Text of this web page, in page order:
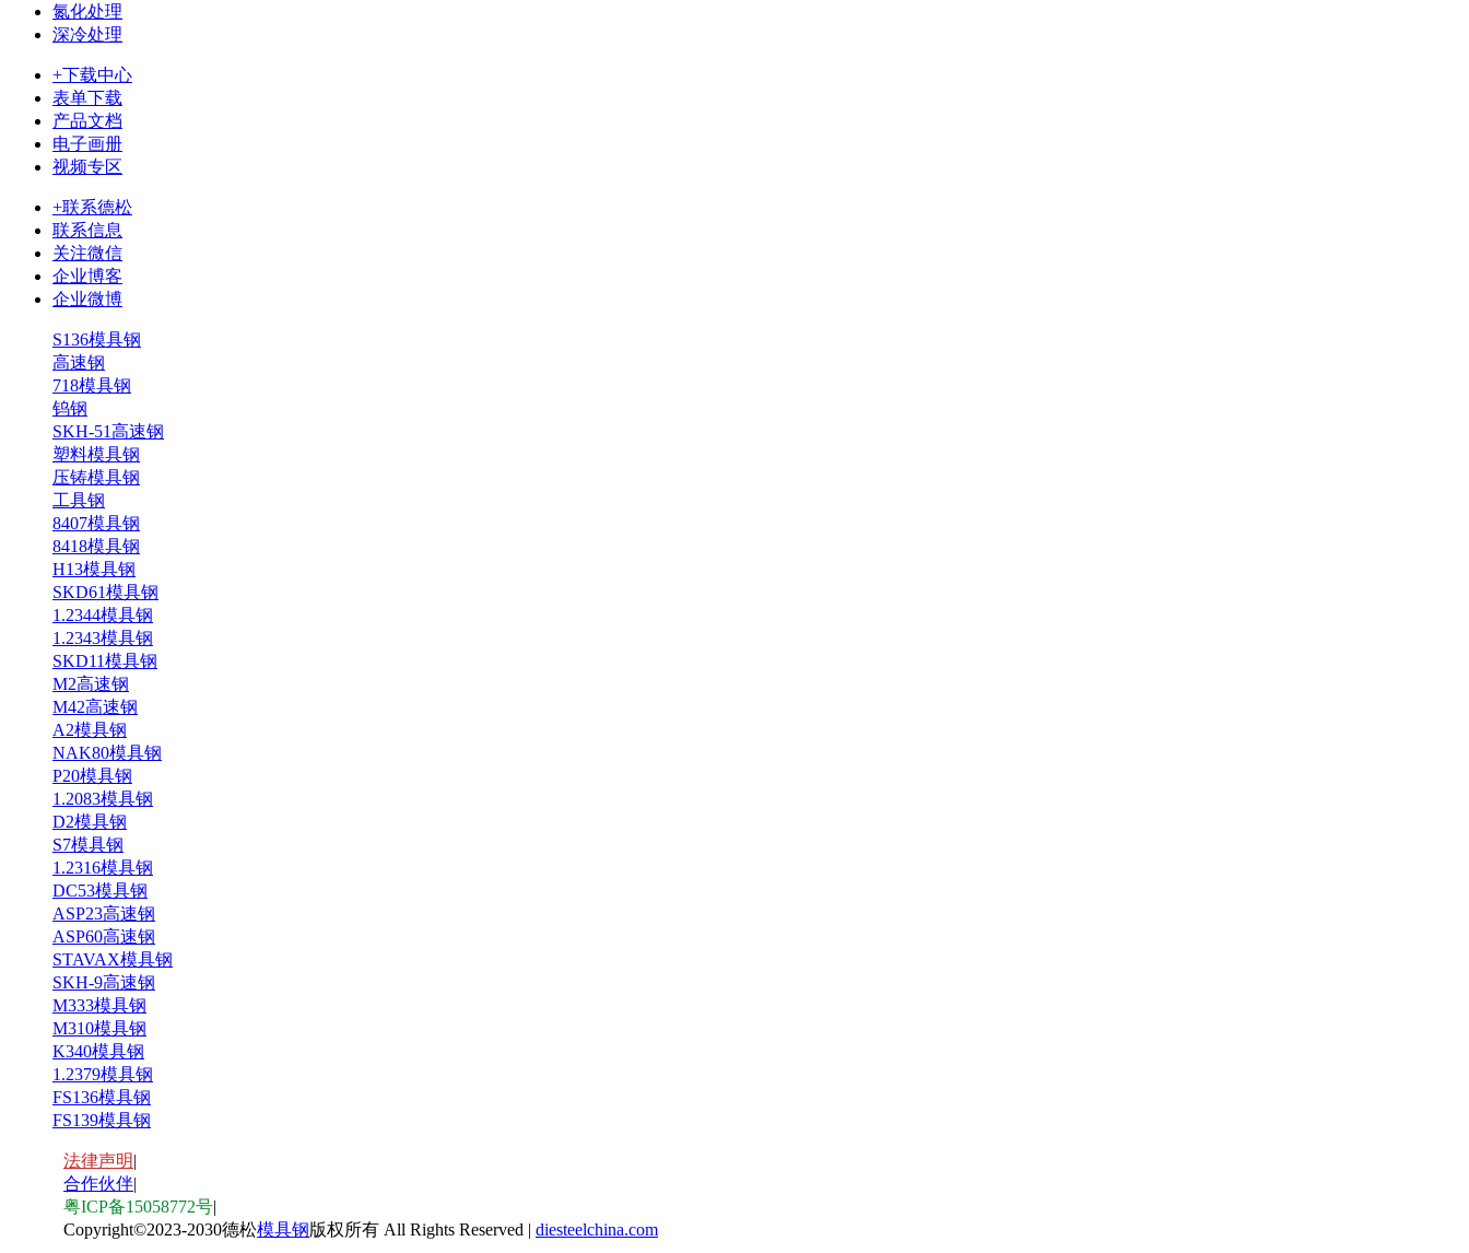
氮化处理
深冷处理
+下载中心
表单下载
产品文档
电子画册
视频专区
+联系德松
联系信息
关注微信
企业博客
企业微博
S136模具钢
高速钢
718模具钢
钨钢
SKH-51高速钢
塑料模具钢
压铸模具钢
工具钢
8407模具钢
8418模具钢
H13模具钢
SKD61模具钢
1.2344模具钢
1.2343模具钢
SKD11模具钢
M2高速钢
M42高速钢
A2模具钢
NAK80模具钢
P20模具钢
1.2083模具钢
D2模具钢
S7模具钢
1.2316模具钢
DC53模具钢
ASP23高速钢
ASP60高速钢
STAVAX模具钢
SKH-9高速钢
M333模具钢
M310模具钢
K340模具钢
1.2379模具钢
FS136模具钢
FS139模具钢
法律声明|
合作伙伴|
粤ICP备15058772号|
Copyright©2023-2030德松模具钢版权所有 All Rights Reserved | diesteelchina.com